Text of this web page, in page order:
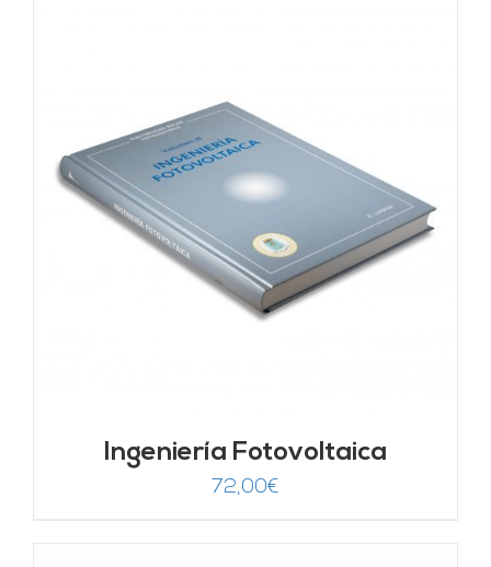
Ingeniería Fotovoltaica
72,00€